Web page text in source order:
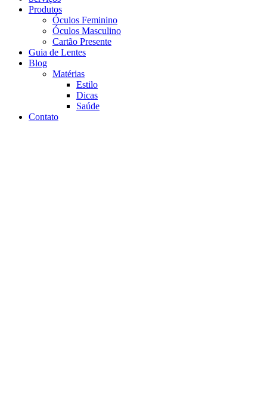
Produtos
Óculos Feminino
Óculos Masculino
Cartão Presente
Guia de Lentes
Blog
Matérias
Estilo
Dicas
Saúde
Contato